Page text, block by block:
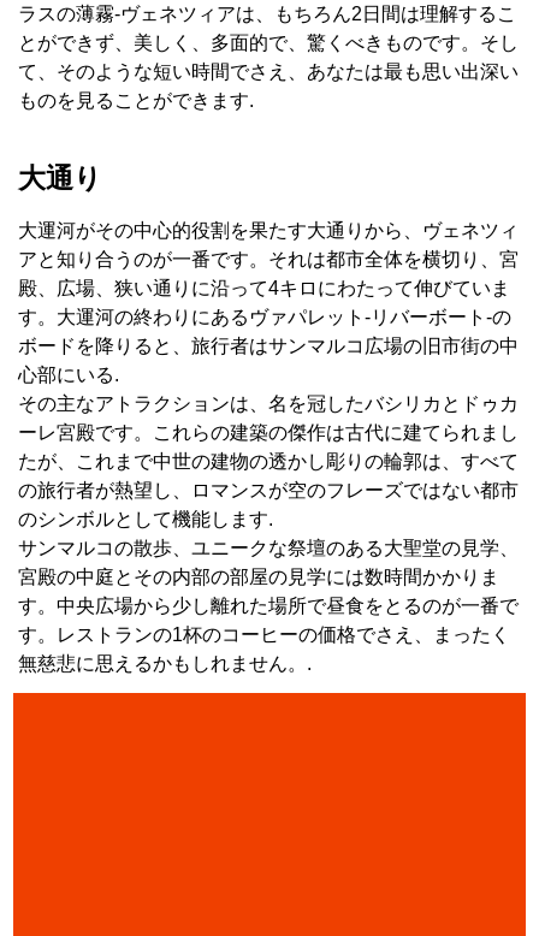
ラスの薄霧-ヴェネツィアは、もちろん2日間は理解するこ
とができず、美しく、多面的で、驚くべきものです。そし
て、そのような短い時間でさえ、あなたは最も思い出深い
ものを見ることができます.
大通り
大運河がその中心的役割を果たす大通りから、ヴェネツィ
アと知り合うのが一番です。それは都市全体を横切り、宮
殿、広場、狭い通りに沿って4キロにわたって伸びていま
す。大運河の終わりにあるヴァパレット-リバーボート-の
ボードを降りると、旅行者はサンマルコ広場の旧市街の中
心部にいる.
その主なアトラクションは、名を冠したバシリカとドゥカ
ーレ宮殿です。これらの建築の傑作は古代に建てられまし
たが、これまで中世の建物の透かし彫りの輪郭は、すべて
の旅行者が熱望し、ロマンスが空のフレーズではない都市
のシンボルとして機能します.
サンマルコの散歩、ユニークな祭壇のある大聖堂の見学、
宮殿の中庭とその内部の部屋の見学には数時間かかりま
す。中央広場から少し離れた場所で昼食をとるのが一番で
す。レストランの1杯のコーヒーの価格でさえ、まったく
無慈悲に思えるかもしれません。.